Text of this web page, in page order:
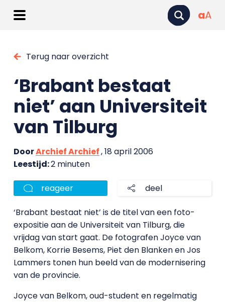
aA
Terug naar overzicht
‘Brabant bestaat
niet’ aan Universiteit
van Tilburg
DoorArchief Archief, 18 april 2006
Leestijd:2 minuten
reageer deel
‘Brabant bestaat niet’ is de titel van een foto-
expositie aan de Universiteit van Tilburg, die
vrijdag van start gaat. De fotografen Joyce van
Belkom, Korrie Besems, Piet den Blanken en Jos
Lammers tonen hun beeld van de modernisering
van de provincie.
Joyce van Belkom, oud-student en regelmatig